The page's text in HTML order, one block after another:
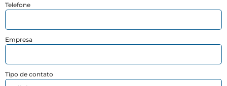
Telefone
Empresa
Tipo de contato